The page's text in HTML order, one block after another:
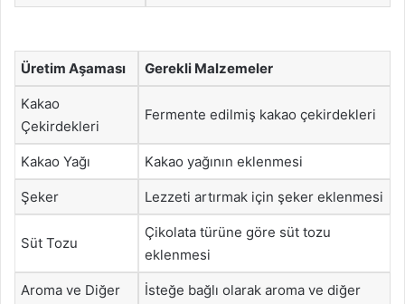
Üretim Aşaması Gerekli Malzemeler
Kakao
Çekirdekleri
Fermente edilmiş kakao çekirdekleri
Kakao Yağı Kakao yağının eklenmesi
Şeker Lezzeti artırmak için şeker eklenmesi
Süt Tozu
Çikolata türüne göre süt tozu
eklenmesi
Aroma ve Diğer
İsteğe bağlı olarak aroma ve diğer